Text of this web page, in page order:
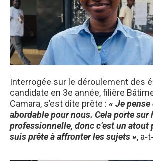
Interrogée sur le déroulement des
candidate en 3e année, filière
Camara, s’est dite prête : « Je pense
abordable pour nous. Cela porte sur
professionnelle, donc c’est un atout
suis prête à affronter les sujets »,